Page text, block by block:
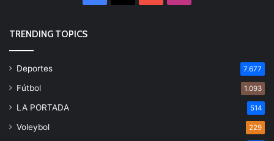
TRENDING TOPICS
Deportes 7.677
Fútbol 1.093
LA PORTADA 514
Voleybol 229